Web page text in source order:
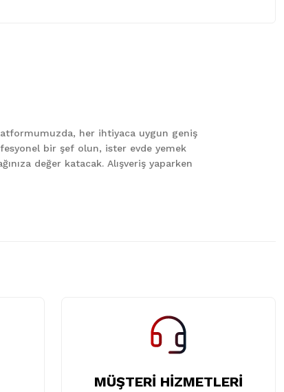
her ihtiyaca uygun geniş
bir şef olun, ister evde yemek
değer katacak. Alışveriş yaparken
MÜŞTERİ HİZMETLERİ